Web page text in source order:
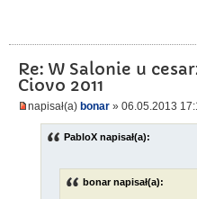
Re: W Salonie u
Ciovo 2011
napisał(a) bonar » 06.05.2013
PabloX napisał(a):
bonar napisał(a):